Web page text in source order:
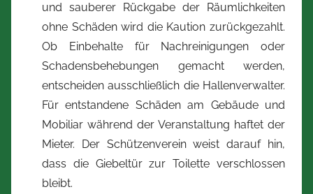
und sauberer Rückgabe der Räumlichkeiten
ohne Schäden wird die Kaution zurückgezahlt.
Ob Einbehalte für Nachreinigungen oder
Schadensbehebungen gemacht werden,
entscheiden ausschließlich die Hallenverwalter.
Für entstandene Schäden am Gebäude und
Mobiliar während der Veranstaltung haftet der
Mieter. Der Schützenverein weist darauf hin,
dass die Giebeltür zur Toilette verschlossen
bleibt.